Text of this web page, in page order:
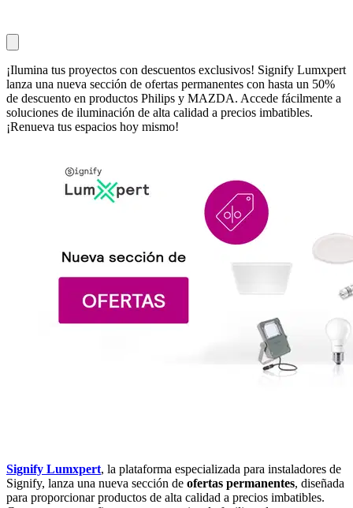
¡Ilumina tus proyectos con descuentos exclusivos! Signify Lumxpert
lanza una nueva sección de ofertas permanentes con hasta un 50%
de descuento en productos Philips y MAZDA. Accede fácilmente a
soluciones de iluminación de alta calidad a precios imbatibles.
¡Renueva tus espacios hoy mismo!
Signify Lumxpert, la plataforma especializada para instaladores de
Signify, lanza una nueva sección de ofertas permanentes, diseñada
para proporcionar productos de alta calidad a precios imbatibles.